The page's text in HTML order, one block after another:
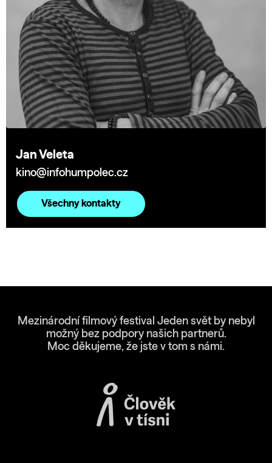
Jan Veleta
kino@infohumpolec.cz
Všechny kontakty
Mezinárodní filmový festival Jeden svět by nebyl
možný bez podpory našich partnerů.
Moc děkujeme, že jste v tom s námi.